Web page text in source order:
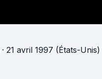
· 21 avril 1997 (États-Unis)